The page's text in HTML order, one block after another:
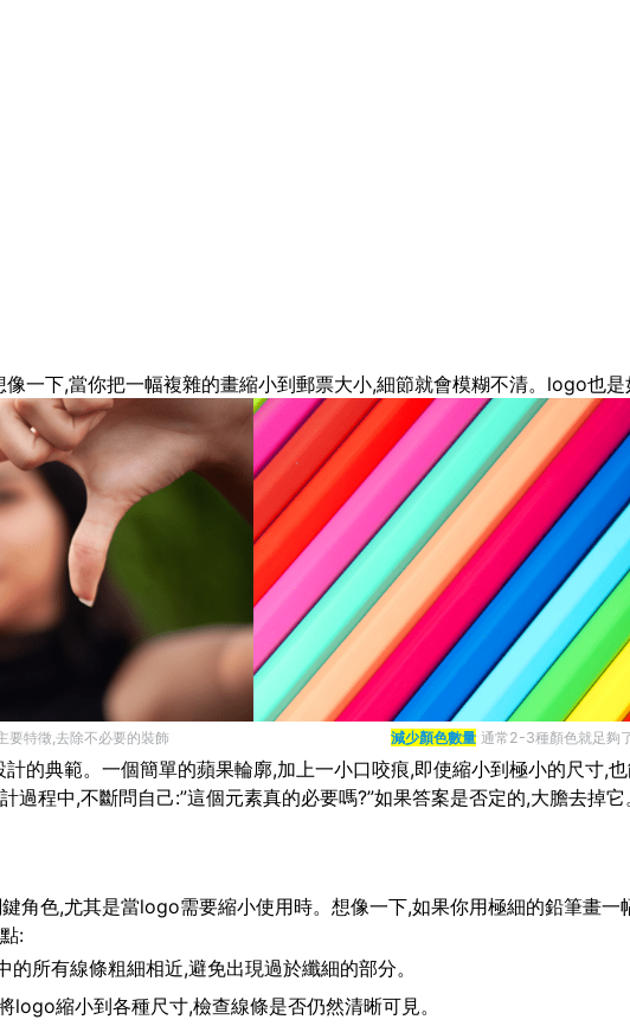
一下,當你把一幅複雜的畫縮小到郵票大小,細節就會模糊不清。logo也
要特徵,去除不必要的裝飾 減少顏色數量 通常2-3種顏色就足夠
的典範。一個簡單的蘋果輪廓,加上一小口咬痕,即使縮小到極小的尺寸
過程中,不斷問自己:”這個元素真的必要嗎?”如果答案是否定的,大膽去掉
角色,尤其是當logo需要縮小使用時。想像一下,如果你用極細的鉛筆畫
:
所有線條粗細相近,避免出現過於纖細的部分。
logo縮小到各種尺寸,檢查線條是否仍然清晰可見。